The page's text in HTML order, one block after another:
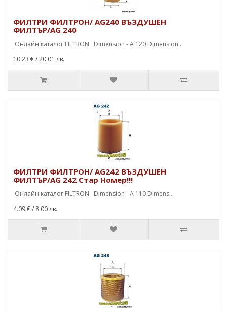
ФИЛТРИ ФИЛТРОН/ AG240 ВЪЗДУШЕН
ФИЛТЪР/AG 240
Онлайн каталог FILTRON Dimension - A 120 Dimension ..
10.23 €/ 20.01 лв.
ФИЛТРИ ФИЛТРОН/ AG242 ВЪЗДУШЕН
ФИЛТЪР/AG 242 Стар Номер!!!
Онлайн каталог FILTRON Dimension - A 110 Dimens..
4.09 €/ 8.00 лв.